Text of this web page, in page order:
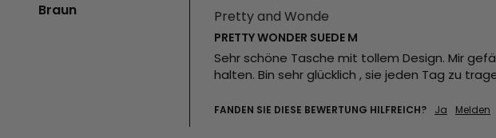
Braun Pretty and Wonde
PRETTY WONDER SUEDE M
Sehr schöne Tasche mit tollem Design. Mir
halten. Bin sehr glücklich , sie jeden Tag zu
FANDEN SIE DIESE BEWERTUNG HILFREICH? Ja Melden